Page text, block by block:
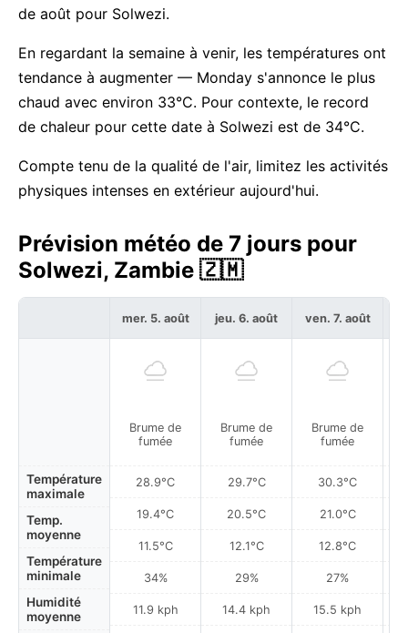
de août pour Solwezi.
En regardant la semaine à venir, les températures ont
tendance à augmenter — Monday s'annonce le plus
chaud avec environ 33°C. Pour contexte, le record
de chaleur pour cette date à Solwezi est de 34°C.
Compte tenu de la qualité de l'air, limitez les activités
physiques intenses en extérieur aujourd'hui.
Prévision météo de 7 jours pour
Solwezi, Zambie 🇿🇲
Température
maximale
Temp.
moyenne
Température
minimale
Humidité
moyenne
mer. 5. août
Brume de
fumée
28.9°C
19.4°C
11.5°C
34%
11.9 kph
jeu. 6. août
Brume de
fumée
29.7°C
20.5°C
12.1°C
29%
14.4 kph
ven. 7. août
Brume de
fumée
30.3°C
21.0°C
12.8°C
27%
15.5 kph